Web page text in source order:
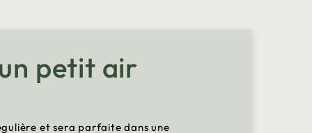
petit air
et sera parfaite dans une